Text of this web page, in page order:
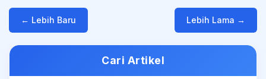
← Lebih Baru Lebih Lama →
Cari Artikel